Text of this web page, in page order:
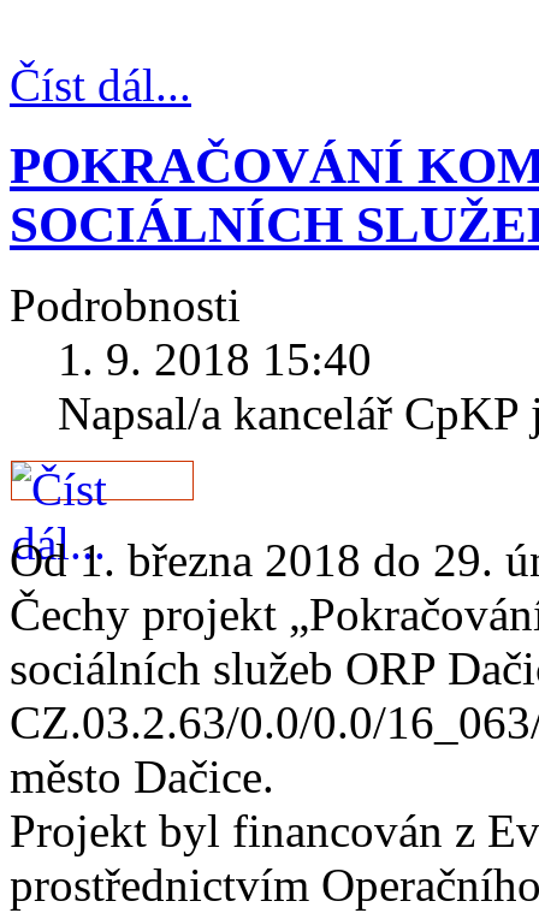
Číst dál...
POKRAČOVÁNÍ
SOCIÁLNÍCH
Podrobnosti
1. 9. 2018 15:40
Napsal/a kancelář
Od 1. března 2018 do 29.
Čechy projekt
sociálních služeb ORP
CZ.03.2.63/0.0/0.0/
město Dačice.
Projekt byl financován z
prostřednictvím